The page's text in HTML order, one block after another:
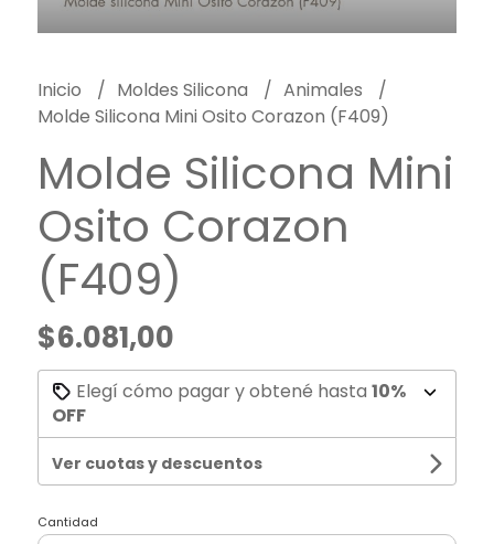
Inicio Moldes Silicona
Animales
Molde Silicona Mini Osito Corazon (F409)
Molde Silicona Mini
Osito Corazon
(F409)
$6.081,00
Elegí cómo pagar y obtené hasta 10%
OFF
Ver cuotas y descuentos
Cantidad